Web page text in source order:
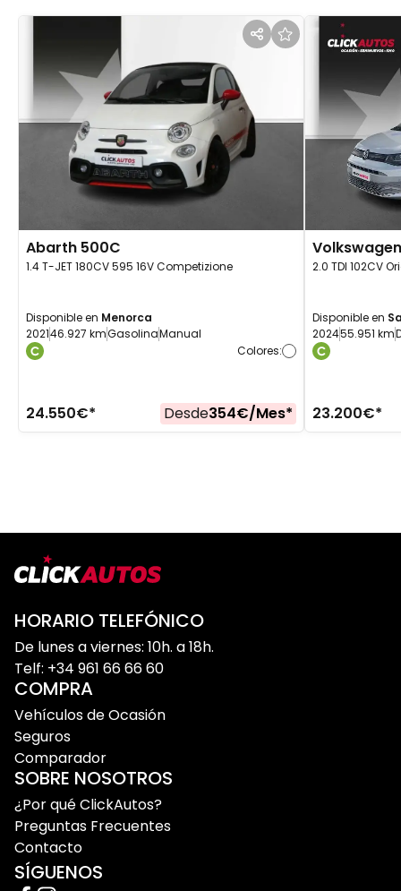
Abarth 500C
1.4 T-JET 180CV 595 16V Competizione
Disponible en Menorca
202146.927 kmGasolinaManual
Colores:
24.550€* Desde354€/Mes*
Volkswagen
2.0 TDI 102CV
Disponible en
202455.951 km
23.200€*
HORARIO TELEFÓNICO
De lunes a viernes: 10h. a 18h.
Telf: +34 961 66 66 60
COMPRA
Vehículos de Ocasión
Seguros
Comparador
SOBRE NOSOTROS
¿Por qué ClickAutos?
Preguntas Frecuentes
Contacto
SÍGUENOS